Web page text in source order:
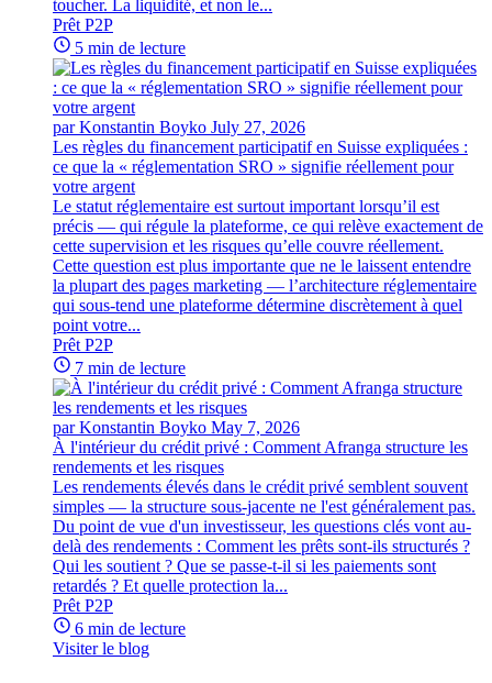
toucher. La liquidité, et non le...
Prêt P2P
5 min de lecture
par Konstantin Boyko July 27, 2026
Les règles du financement participatif en Suisse expliquées :
ce que la « réglementation SRO » signifie réellement pour
votre argent
Le statut réglementaire est surtout important lorsqu’il est
précis — qui régule la plateforme, ce qui relève exactement de
cette supervision et les risques qu’elle couvre réellement.
Cette question est plus importante que ne le laissent entendre
la plupart des pages marketing — l’architecture réglementaire
qui sous-tend une plateforme détermine discrètement à quel
point votre...
Prêt P2P
7 min de lecture
par Konstantin Boyko May 7, 2026
À l'intérieur du crédit privé : Comment Afranga structure les
rendements et les risques
Les rendements élevés dans le crédit privé semblent souvent
simples — la structure sous-jacente ne l'est généralement pas.
Du point de vue d'un investisseur, les questions clés vont au-
delà des rendements : Comment les prêts sont-ils structurés ?
Qui les soutient ? Que se passe-t-il si les paiements sont
retardés ? Et quelle protection la...
Prêt P2P
6 min de lecture
Visiter le blog